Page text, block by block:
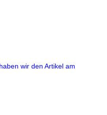
wir den Artikel am